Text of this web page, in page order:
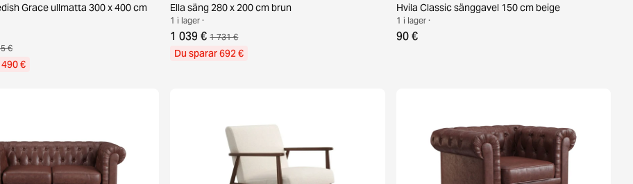
Grace ullmatta 300 x 400 cm
€
€
Ella säng 280 x 200 cm brun
1 i lager ·
1 039 € 1 731 €
Du sparar 692 €
Hvila Classic sänggavel 150 cm beige
1 i lager ·
90 €